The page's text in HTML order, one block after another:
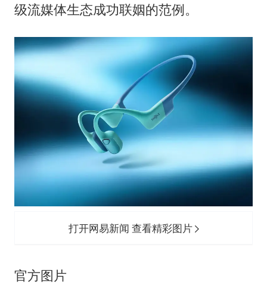
级流媒体生态成功联姻的范例。
打开网易新闻 查看精彩图片
官方图片